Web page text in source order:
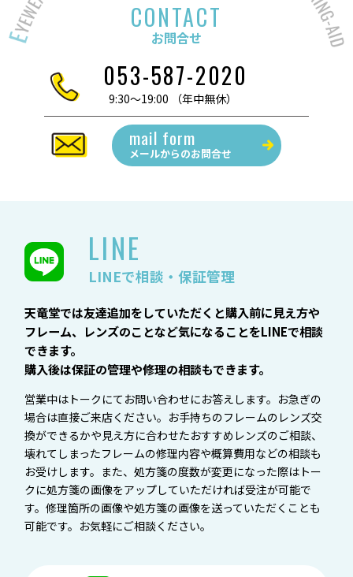
CONTACT
お問合せ
053-587-2020
9:30～19:00 （年中無休）
mail form
メールからのお問合せ
LINE
LINEで相談・保証管理
天竜堂では友達追加をしていただくと購入前に見え方や
フレーム、レンズのことなど気になることをLINEで相談
できます。
購入後は保証の管理や修理の相談もできます。
営業中はトークにてお問い合わせにお答えします。お急ぎの
場合は直接ご来店ください。お手持ちのフレームのレンズ交
換ができるかや見え方に合わせたおすすめレンズのご相談、
壊れてしまったフレームの修理内容や概算費用などの相談も
お受けします。また、処方箋の度数が変更になった際はトー
クに処方箋の画像をアップしていただければ受注が可能で
す。修理箇所の画像や処方箋の画像を送っていただくことも
可能です。お気軽にご相談ください。